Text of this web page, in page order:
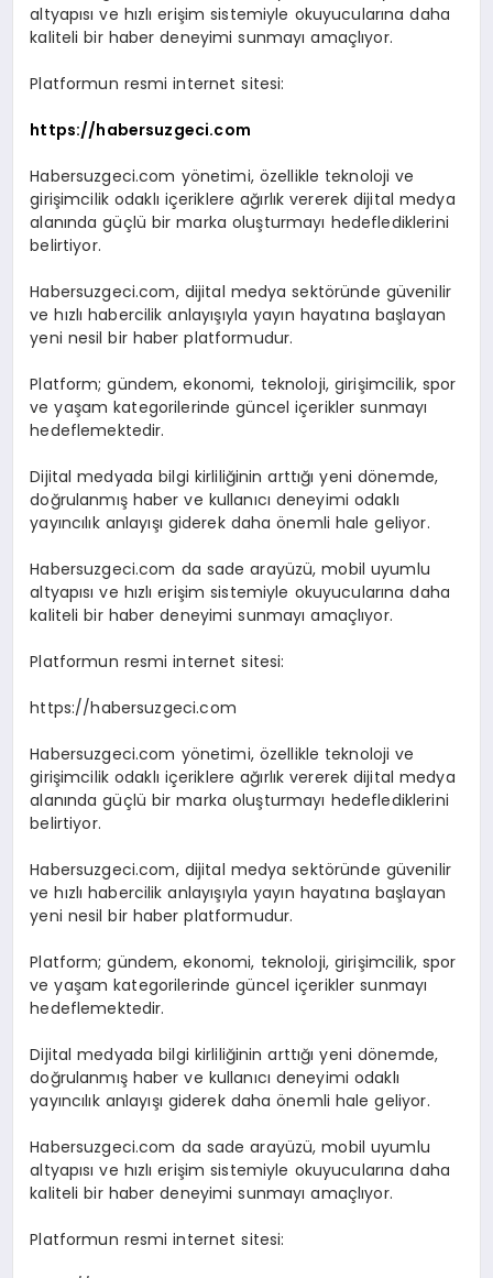
altyapısı ve hızlı erişim sistemiyle okuyucularına daha
kaliteli bir haber deneyimi sunmayı amaçlıyor.
Platformun resmi internet sitesi:
https://habersuzgeci.com
Habersuzgeci.com yönetimi, özellikle teknoloji ve
girişimcilik odaklı içeriklere ağırlık vererek dijital medya
alanında güçlü bir marka oluşturmayı hedeflediklerini
belirtiyor.
Habersuzgeci.com, dijital medya sektöründe güvenilir
ve hızlı habercilik anlayışıyla yayın hayatına başlayan
yeni nesil bir haber platformudur.
Platform; gündem, ekonomi, teknoloji, girişimcilik, spor
ve yaşam kategorilerinde güncel içerikler sunmayı
hedeflemektedir.
Dijital medyada bilgi kirliliğinin arttığı yeni dönemde,
doğrulanmış haber ve kullanıcı deneyimi odaklı
yayıncılık anlayışı giderek daha önemli hale geliyor.
Habersuzgeci.com da sade arayüzü, mobil uyumlu
altyapısı ve hızlı erişim sistemiyle okuyucularına daha
kaliteli bir haber deneyimi sunmayı amaçlıyor.
Platformun resmi internet sitesi:
https://habersuzgeci.com
Habersuzgeci.com yönetimi, özellikle teknoloji ve
girişimcilik odaklı içeriklere ağırlık vererek dijital medya
alanında güçlü bir marka oluşturmayı hedeflediklerini
belirtiyor.
Habersuzgeci.com, dijital medya sektöründe güvenilir
ve hızlı habercilik anlayışıyla yayın hayatına başlayan
yeni nesil bir haber platformudur.
Platform; gündem, ekonomi, teknoloji, girişimcilik, spor
ve yaşam kategorilerinde güncel içerikler sunmayı
hedeflemektedir.
Dijital medyada bilgi kirliliğinin arttığı yeni dönemde,
doğrulanmış haber ve kullanıcı deneyimi odaklı
yayıncılık anlayışı giderek daha önemli hale geliyor.
Habersuzgeci.com da sade arayüzü, mobil uyumlu
altyapısı ve hızlı erişim sistemiyle okuyucularına daha
kaliteli bir haber deneyimi sunmayı amaçlıyor.
Platformun resmi internet sitesi: